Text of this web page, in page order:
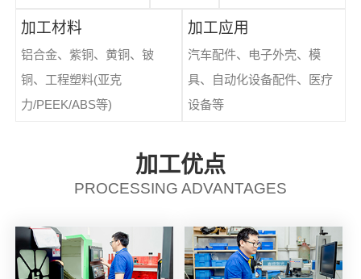
加工材料
铝合金、紫铜、黄铜、铍
铜、工程塑料(亚克
力/PEEK/ABS等)
加工应用
汽车配件、电子外壳、模
具、自动化设备配件、医疗
设备等
加工优点
PROCESSING ADVANTAGES